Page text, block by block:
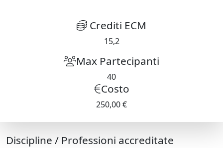
Crediti ECM
15,2
Max Partecipanti
40
Costo
250,00 €
Discipline / Professioni accreditate